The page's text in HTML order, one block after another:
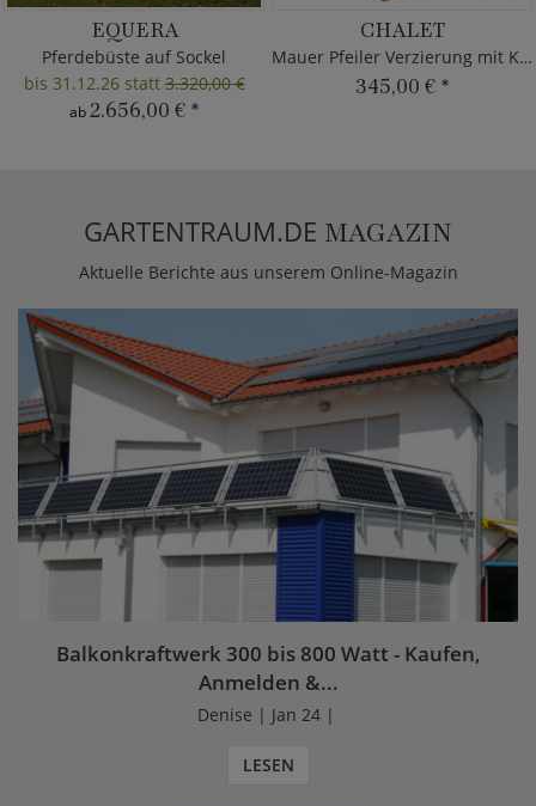
EQUERA
Pferdebüste auf Sockel
bis 31.12.26 statt3.320,00 €
ab2.656,00 € *
CHALET
Mauer Pfeiler Verzierung mit Kugel
345,00 € *
GARTENTRAUM.DE MAGAZIN
Aktuelle Berichte aus unserem Online-Magazin
Balkonkraftwerk 300 bis 800 Watt - Kaufen,
Anmelden &...
Denise | Jan 24 |
LESEN